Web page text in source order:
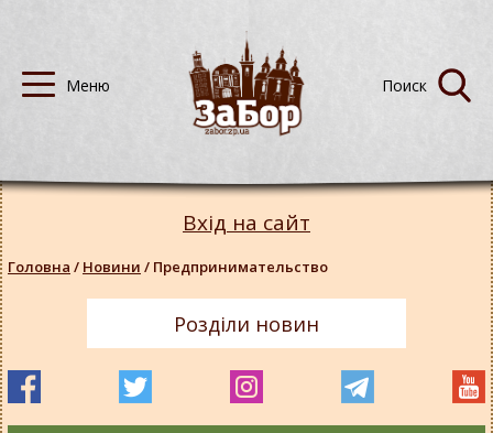
Вхід на сайт
Головна / Новини / Предпринимательство
Розділи новин